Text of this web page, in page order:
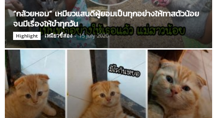
“กล้วยหอม” เหมียวแสนดีผู้ยอมเป็นทุกอย่างให้ทาสตัวน้อย
จนมีเรื่องให้ขำทุกวัน
Highlight เหมียวขี้ส่อง - 15 July 2020